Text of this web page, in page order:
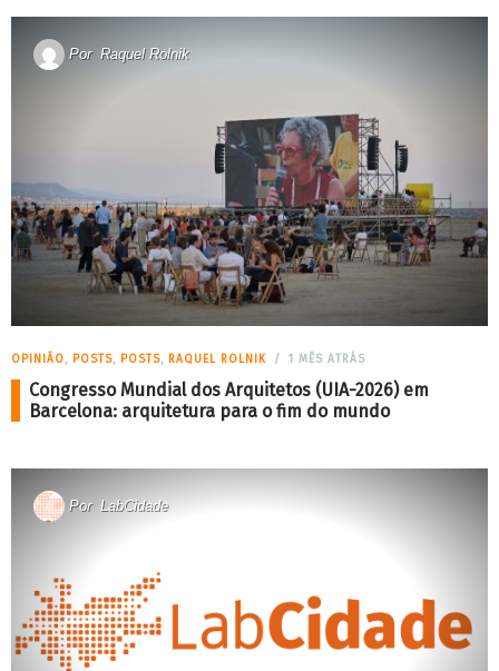
Por Raquel Rolnik
OPINIÃO, POSTS, POSTS, RAQUEL ROLNIK 1 MÊS ATRÁS
Congresso Mundial dos Arquitetos (UIA-2026) em
Barcelona: arquitetura para o fim do mundo
Por LabCidade